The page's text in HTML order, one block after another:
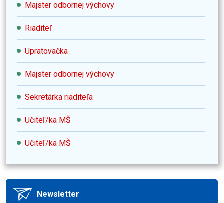
Majster odbornej výchovy
Riaditeľ
Upratovačka
Majster odbornej výchovy
Sekretárka riaditeľa
Učiteľ/ka MŠ
Učiteľ/ka MŠ
Newsletter